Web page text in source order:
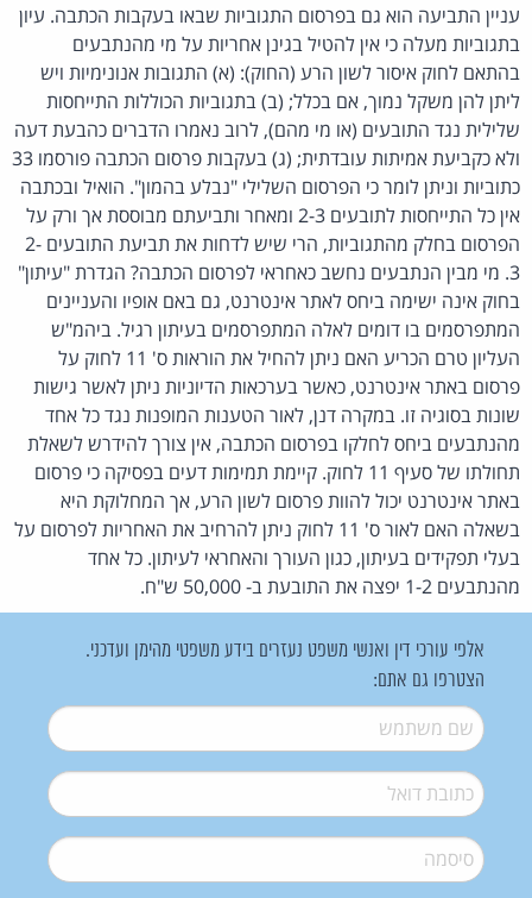
עניין התביעה הוא גם בפרסום התגוביות שבאו בעקבות הכתבה. עיון
בתגוביות מעלה כי אין להטיל בגינן אחריות על מי מהנתבעים
בהתאם לחוק איסור לשון הרע (החוק): (א) התגובות אנונימיות ויש
ליתן להן משקל נמוך, אם בכלל; (ב) בתגוביות הכוללות התייחסות
שלילית נגד התובעים (או מי מהם), לרוב נאמרו הדברים כהבעת דעה
ולא כקביעת אמיתות עובדתית; (ג) בעקבות פרסום הכתבה פורסמו 33
כתוביות וניתן לומר כי הפרסום השלילי "נבלע בהמון". הואיל ובכתבה
אין כל התייחסות לתובעים 2-3 ומאחר ותביעתם מבוססת אך ורק על
הפרסום בחלק מהתגוביות, הרי שיש לדחות את תביעת התובעים 2-
3. מי מבין הנתבעים נחשב כאחראי לפרסום הכתבה? הגדרת "עיתון"
בחוק אינה ישימה ביחס לאתר אינטרנט, גם באם אופיו והעניינים
המתפרסמים בו דומים לאלה המתפרסמים בעיתון רגיל. ביהמ"ש
העליון טרם הכריע האם ניתן להחיל את הוראות ס' 11 לחוק על
פרסום באתר אינטרנט, כאשר בערכאות הדיוניות ניתן לאשר גישות
שונות בסוגיה זו. במקרה דנן, לאור הטענות המופנות נגד כל אחד
מהנתבעים ביחס לחלקו בפרסום הכתבה, אין צורך להידרש לשאלת
תחולתו של סעיף 11 לחוק. קיימת תמימות דעים בפסיקה כי פרסום
באתר אינטרנט יכול להוות פרסום לשון הרע, אך המחלוקת היא
בשאלה האם לאור ס' 11 לחוק ניתן להרחיב את האחריות לפרסום על
בעלי תפקידים בעיתון, כגון העורך והאחראי לעיתון. כל אחד
מהנתבעים 1-2 יפצה את התובעת ב- 50,000 ש"ח.
אלפי עורכי דין ואנשי משפט נעזרים בידע משפטי מהימן ועדכני.
הצטרפו גם אתם:
שם משתמש*
דואל*
סיסמה*